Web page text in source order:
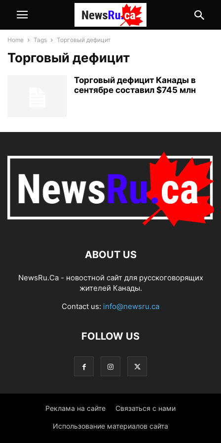
Home Tags Торговый дефицит
Торговый дефицит
Торговый дефицит Канады в
сентябре составил $745 млн
ABOUT US
NewsRu.Ca - новостной сайт для русскоговорящих
жителей Канады.
Contact us: info@newsru.ca
FOLLOW US
Реклама на сайте Связаться с нами
Использование материалов сайта